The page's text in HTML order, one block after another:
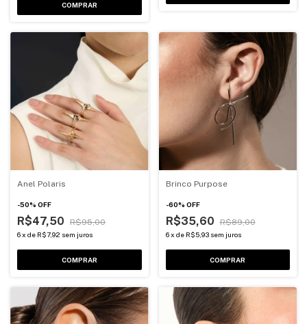
COMPRAR
Anel Polaris
-50% OFF
R$47,50 R$95,00
6x de R$7,92 sem juros
COMPRAR
Brinco Purpose
-60% OFF
R$35,60 R$89,00
6 x de R$5,93 sem juros
COMPRAR